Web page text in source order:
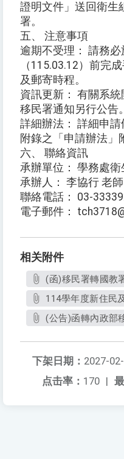
證明文件」送回衛生
署。
五、 注意事項
逾期不受理： 請務必
（115.03.12）前完
及郵寄時程。
資訊更新： 有關系
移民署通知另行公告。
詳細辦法： 詳細申
附錄之「申請辦法」
六、 聯絡資訊
承辦單位： 學務處衛
承辦人： 李協行 老師
聯絡電話： 03-
電子郵件：
相关附件
(函)移民署轉國教
114學年度新住民
(公告)函轉內政部
下架日期： 2027-
点击率： 170 |